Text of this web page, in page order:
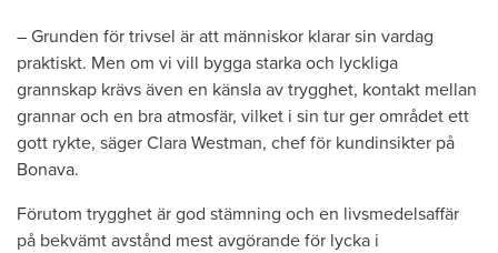
– Grunden för trivsel är att människor klarar sin vardag
praktiskt. Men om vi vill bygga starka och lyckliga
grannskap krävs även en känsla av trygghet, kontakt mellan
grannar och en bra atmosfär, vilket i sin tur ger området ett
gott rykte, säger Clara Westman, chef för kundinsikter på
Bonava.
Förutom trygghet är god stämning och en livsmedelsaffär
på bekvämt avstånd mest avgörande för lycka i